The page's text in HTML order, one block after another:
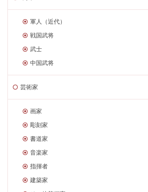
軍人（近代）
戦国武将
武士
中国武将
芸術家
画家
彫刻家
書道家
音楽家
指揮者
建築家